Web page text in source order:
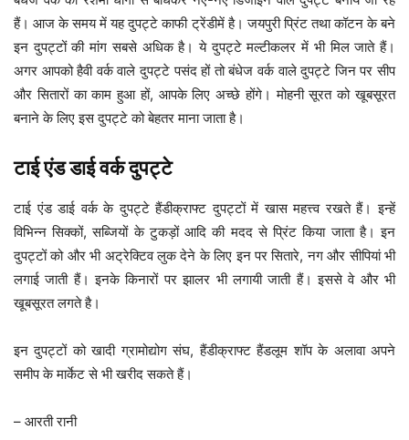
हैं। आज के समय में यह दुपट्टे काफी ट्रेंडीमें है। जयपुरी प्रिंट तथा कॉटन के बने
इन दुपट्टों की मांग सबसे अधिक है। ये दुपट्टे मल्टीकलर में भी मिल जाते हैं।
अगर आपको हैवी वर्क वाले दुपट्टे पसंद हों तो बंधेज वर्क वाले दुपट्टे जिन पर सीप
और सितारों का काम हुआ हों, आपके लिए अच्छे होंगे। मोहनी सूरत को खूबसूरत
बनाने के लिए इस दुपट्टे को बेहतर माना जाता है।
टाई एंड डाई वर्क दुपट्टे
टाई एंड डाई वर्क के दुपट्टे हैंडीक्राफ्ट दुपट्टों में खास महत्त्व रखते हैं। इन्हें
विभिन्न सिक्कों, सब्जियों के टुकड़ों आदि की मदद से प्रिंट किया जाता है। इन
दुपट्टों को और भी अट्रेक्टिव लुक देने के लिए इन पर सितारे, नग और सीपियां भी
लगाई जाती हैं। इनके किनारों पर झालर भी लगायी जाती हैं। इससे वे और भी
खूबसूरत लगते है।
इन दुपट्टों को खादी ग्रामोद्योग संघ, हैंडीक्राफ्ट हैंडलूम शॉप के अलावा अपने
समीप के मार्केट से भी खरीद सकते हैं।
– आरती रानी